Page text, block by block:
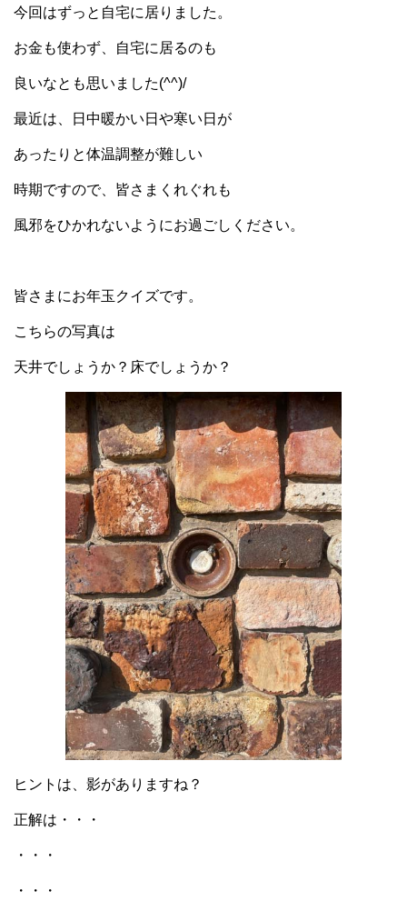
今回はずっと自宅に居りました。
お金も使わず、自宅に居るのも
良いなとも思いました(^^)/
最近は、日中暖かい日や寒い日が
あったりと体温調整が難しい
時期ですので、皆さまくれぐれも
風邪をひかれないようにお過ごしください。
皆さまにお年玉クイズです。
こちらの写真は
天井でしょうか？床でしょうか？
ヒントは、影がありますね？
正解は・・・
・・・
・・・